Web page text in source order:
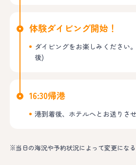
体験ダイビング開始！
ダイビングをお楽しみください
後)
16:30帰港
港到着後、ホテルへとお送りさ
※当日の海況や予約状況によって変更になる